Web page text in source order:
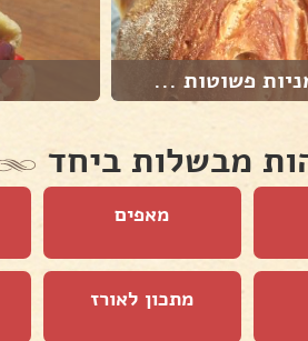
פשוטות ...
מבשלות ביחד
מאפים
מתכון לאורז